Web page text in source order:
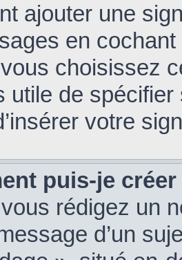
ajouter une
en
choisissez
utile de
votre
puis-je
rédigez un
d’un